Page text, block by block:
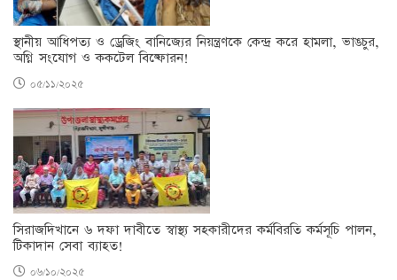
স্থানীয় আধিপত্য ও ড্রেজিং বানিজ্যের নিয়ন্ত্রণকে কেন্দ্র করে হামলা, ভাঙচুর,
অগ্নি সংযোগ ও ককটেল বিষ্ফোরন!
০৫/১১/২০২৫
সিরাজদিখানে ৬ দফা দাবীতে স্বাস্থ্য সহকারীদের কর্মবিরতি কর্মসূচি পালন,
টিকাদান সেবা ব্যাহত!
০৬/১০/২০২৫